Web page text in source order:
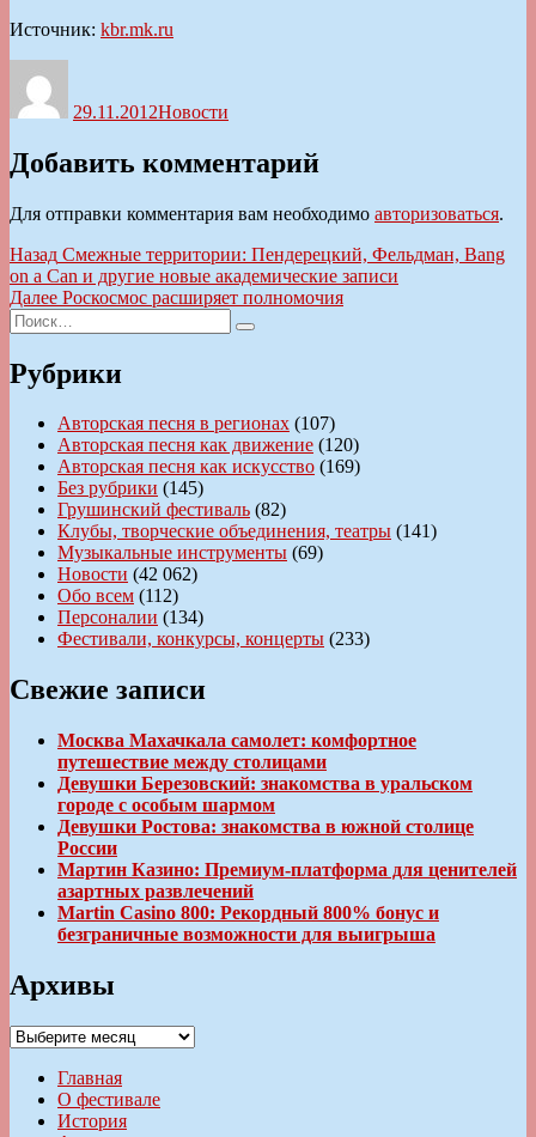
Источник: kbr.mk.ru
29.11.2012Новости
Добавить комментарий
Для отправки комментария вам необходимо авторизоваться.
Навигация
по
записям
Назад Предыдущая
запись:
Смежные территории: Пендерецкий, Фельдман, Bang
on a Can и другие новые академические записи
Далее Следующая
Роскосмос расширяет полномочия
Искать:
Поиск
Рубрики
Авторская песня в регионах (107)
Авторская песня как движение (120)
Авторская песня как искусство (169)
Без рубрики (145)
Грушинский фестиваль (82)
Клубы, творческие объединения, театры (141)
Музыкальные инструменты (69)
Новости (42 062)
Обо всем (112)
Персоналии (134)
Фестивали, конкурсы, концерты (233)
Свежие записи
Москва Махачкала самолет: комфортное
путешествие между столицами
Девушки Березовский: знакомства в уральском
городе с особым шармом
Девушки Ростова: знакомства в южной столице
России
Мартин Казино: Премиум-платформа для ценителей
азартных развлечений
Martin Casino 800: Рекордный 800% бонус и
безграничные возможности для выигрыша
Архивы
Архивы
Главная
О фестивале
История